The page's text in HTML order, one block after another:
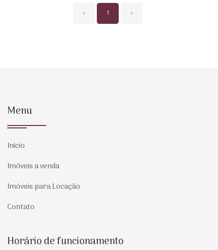
‹ 1 ›
Menu
Início
Imóveis a venda
Imóveis para Locação
Contato
Horário de funcionamento